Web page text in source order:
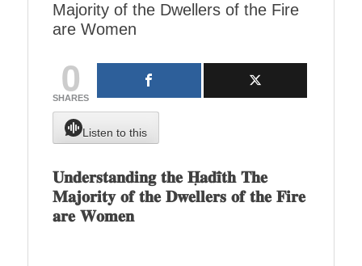
Majority of the Dwellers of the Fire
are Women
0
SHARES
Listen to this
𝐔𝐧𝐝𝐞𝐫𝐬𝐭𝐚𝐧𝐝𝐢𝐧𝐠 𝐭𝐡𝐞 𝐇̣𝐚𝐝𝐢̄𝐭𝐡 𝐓𝐡𝐞
𝐌𝐚𝐣𝐨𝐫𝐢𝐭𝐲 𝐨𝐟 𝐭𝐡𝐞 𝐃𝐰𝐞𝐥𝐥𝐞𝐫𝐬 𝐨𝐟 𝐭𝐡𝐞 𝐅𝐢𝐫𝐞
𝐚𝐫𝐞 𝐖𝐨𝐦𝐞𝐧